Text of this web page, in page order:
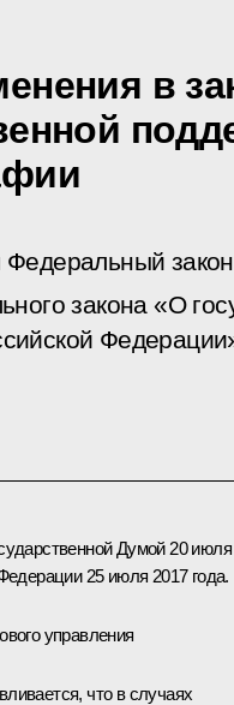
в
Федеральный
закона «О
Думой 20 июля
25 июля 2017 года.
управления
что в случаях